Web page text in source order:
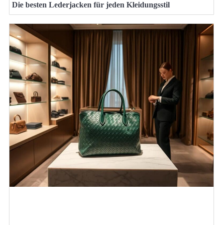
Die besten Lederjacken für jeden Kleidungsstil